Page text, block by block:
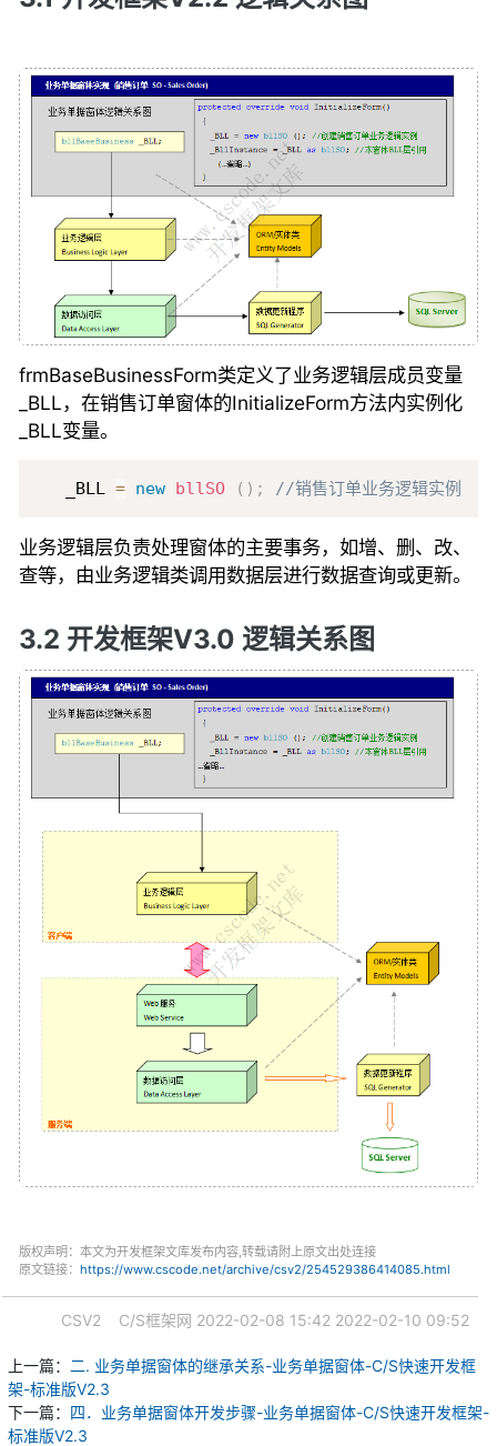
frmBaseBusinessForm类定义了业务逻辑层成员变量
_BLL，在销售订单窗体的InitializeForm方法内实例化
_BLL变量。
   _BLL
= new bllSO ( ) ; //销售订单业务逻辑实例
Copy
业务逻辑层负责处理窗体的主要事务，如增、删、改、
查等，由业务逻辑类调用数据层进行数据查询或更新。
3.2 开发框架V3.0 逻辑关系图
版权声明：本文为开发框架文库发布内容,转载请附上原文出处连接
原文链接： https://www.cscode.net/archive/csv2/254529386414085.html
CSV2 C/S框架网 2022-02-08 15:42 2022-02-10 09:52
上一篇：
二. 业务单据窗体的继承关系-业务单据窗体-C/S快速开发框
架-标准版V2.3
下一篇： 四．业务单据窗体开发步骤-业务单据窗体-C/S快速开发框架-
标准版V2.3